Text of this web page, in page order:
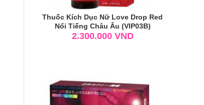
Thuốc Kích Dục Nữ Love Drop Red
Nổi Tiếng Châu Âu (VIP03B)
2.300.000 VND